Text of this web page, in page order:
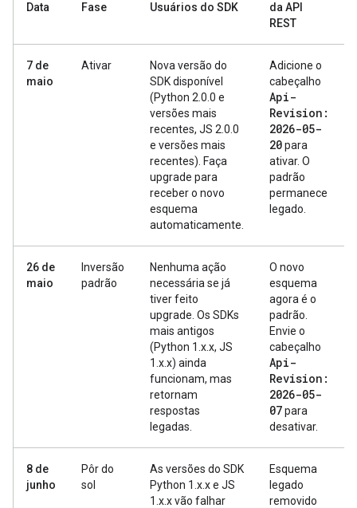
Data Fase Usuários do SDK
da API
REST
7 de
maio
Ativar
Nova versão do
SDK disponível
(Python 2.0.0 e
versões mais
recentes, JS 2.0.0
e versões mais
recentes). Faça
upgrade para
receber o novo
esquema
automaticamente.
Adicione o
cabeçalho
Api-
Revision:
2026-05-
20para
ativar. O
padrão
permanece
legado.
26 de
maio
Inversão
padrão
Nenhuma ação
necessária se já
tiver feito
upgrade. Os SDKs
mais antigos
(Python 1.x.x, JS
1.x.x) ainda
funcionam, mas
retornam
respostas
legadas.
O novo
esquema
agora é o
padrão.
Envie o
cabeçalho
Api-
Revision:
2026-05-
07para
desativar.
8 de
junho
Pôr do
sol
As versões do SDK
Python 1.x.x e JS
1.x.x vão falhar
Esquema
legado
removido